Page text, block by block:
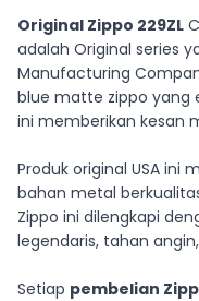
Original Zippo 229ZL
adalah Original series
Manufacturing
blue matte zippo yang
ini memberikan kesan
Produk original USA ini
bahan metal
Zippo ini dilengkapi
legendaris, tahan
Setiap pembelian